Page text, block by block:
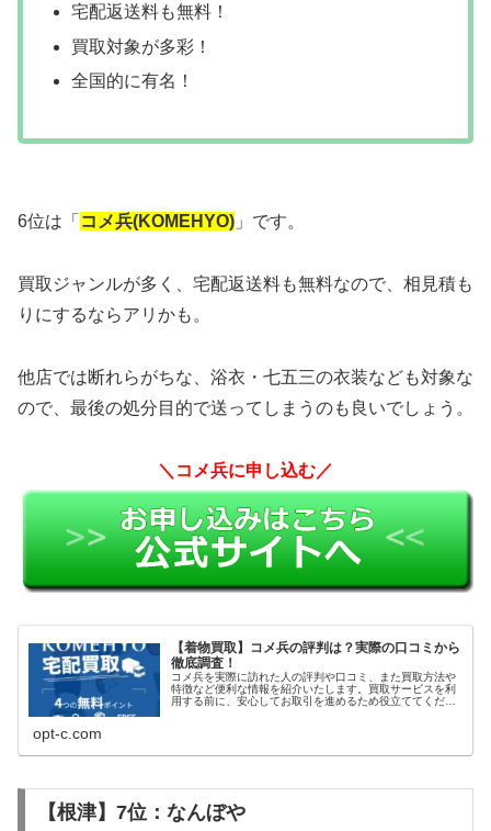
宅配返送料も無料！
買取対象が多彩！
全国的に有名！
6位は「 コメ兵(KOMEHYO) 」です。
買取ジャンルが多く、宅配返送料も無料なので、相見積も
りにするならアリかも。
他店では断れらがちな、浴衣・七五三の衣装なども対象な
ので、最後の処分目的で送ってしまうのも良いでしょう。
＼コメ兵に申し込む／
【着物買取】コメ兵の評判は？実際の口コミから
徹底調査！
コメ兵を実際に訪れた人の評判や口コミ、また買取方法や
特徴など便利な情報を紹介いたします。買取サービスを利
用する前に、安心してお取引を進めるため役立ててくださ
opt-c.com
【根津】7位：なんぼや